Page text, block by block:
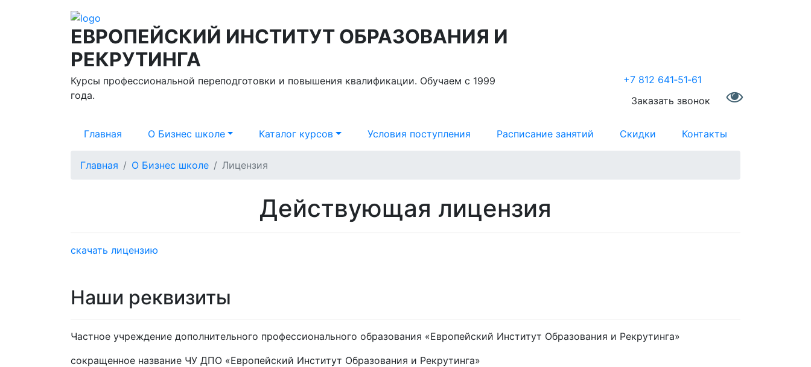
ЕВРОПЕЙСКИЙ ИНСТИТУТ ОБРАЗОВАНИЯ И
РЕКРУТИНГА
Курсы профессиональной переподготовки и повышения квалификации. Обучаем с 1999
года.
+7 812 641‑51‑61
Заказать звонок
Главная О Бизнес школе Каталог курсов Условия поступления Расписание занятий Скидки Контакты
Главная О Бизнес школе Лицензия
Действующая лицензия
скачать лицензию
Наши реквизиты
Частное учреждение дополнительного профессионального образования «Европейский Институт Образования и Рекрутинга»
сокращенное название ЧУ ДПО «Европейский Институт Образования и Рекрутинга»